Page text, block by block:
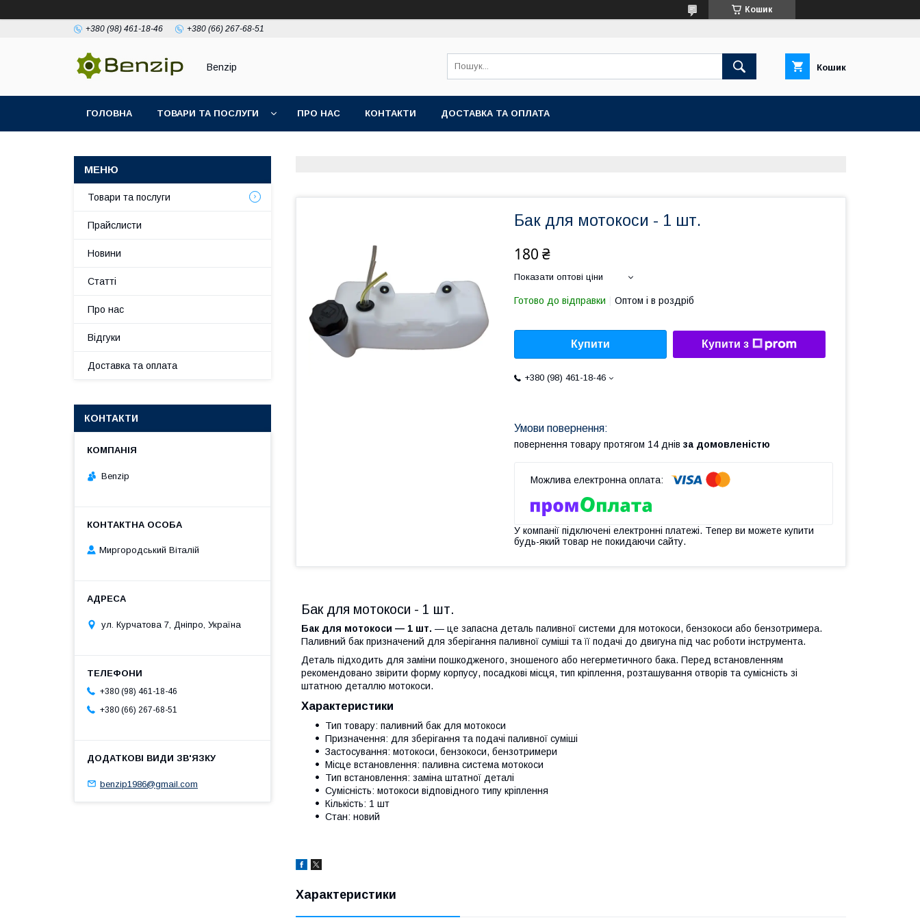
Кошик
+380 (98) 461-18-46 +380 (66) 267-68-51
Benzip Кошик
ГОЛОВНА ТОВАРИ ТА ПОСЛУГИ ПРО НАС КОНТАКТИ ДОСТАВКА ТА ОПЛАТА
Бак для мотокоси - 1 шт.
180 ₴
Показати оптові ціни
Готово до відправки Оптом і в роздріб
Купити Купити з
+380 (98) 461-18-46
повернення товару протягом 14 днів за домовленістю
У компанії підключені електронні платежі. Тепер ви можете купити
будь-який товар не покидаючи сайту.
Бак для мотокоси - 1 шт.
Бак для мотокоси — 1 шт. — це запасна деталь паливної системи для мотокоси, бензокоси або бензотримера.
Паливний бак призначений для зберігання паливної суміші та її подачі до двигуна під час роботи інструмента.
Деталь підходить для заміни пошкодженого, зношеного або негерметичного бака. Перед встановленням
рекомендовано звірити форму корпусу, посадкові місця, тип кріплення, розташування отворів та сумісність зі
штатною деталлю мотокоси.
Характеристики
Тип товару: паливний бак для мотокоси
Призначення: для зберігання та подачі паливної суміші
Застосування: мотокоси, бензокоси, бензотримери
Місце встановлення: паливна система мотокоси
Тип встановлення: заміна штатної деталі
Сумісність: мотокоси відповідного типу кріплення
Кількість: 1 шт
Стан: новий
Характеристики
Товари та послуги
Прайслисти
Новини
Статті
Про нас
Відгуки
Доставка та оплата
КОНТАКТИ
Benzip
Миргородський Віталій
ул. Курчатова 7, Дніпро, Україна
+380 (98) 461-18-46
+380 (66) 267-68-51
benzip1986@gmail.com